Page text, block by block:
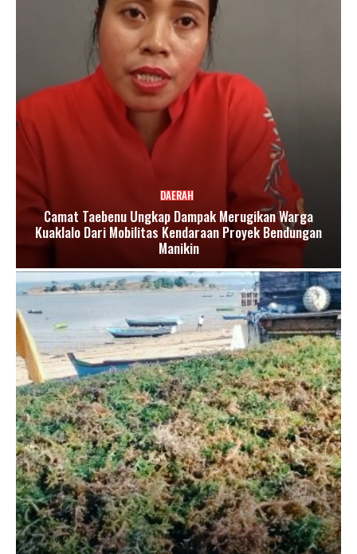
DAERAH
Camat Taebenu Ungkap Dampak Merugikan Warga
Kuaklalo Dari Mobilitas Kendaraan Proyek Bendungan
Manikin